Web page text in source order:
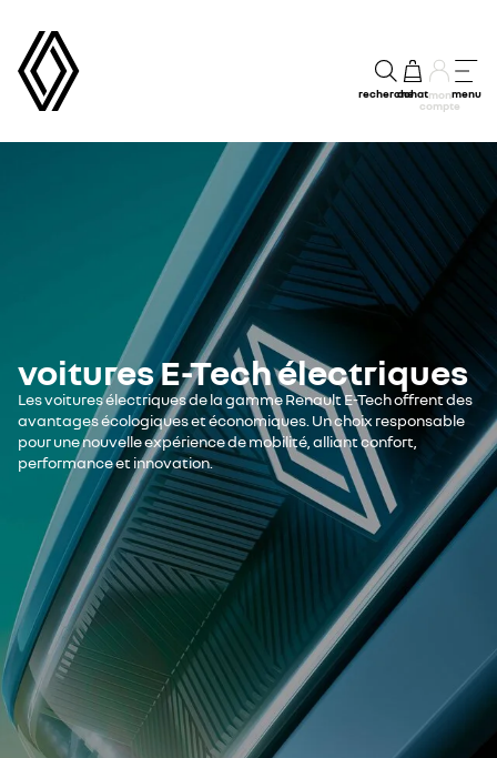
rechercheachatmon
compte
menu
voitures E-Tech électriques
Les voitures électriques de la gamme Renault E-Tech offrent des
avantages écologiques et économiques. Un choix responsable
pour une nouvelle expérience de mobilité, alliant confort,
performance et innovation.